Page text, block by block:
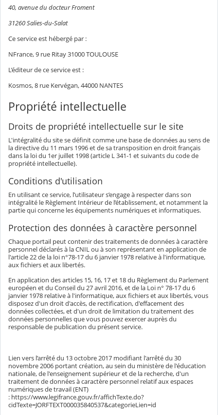
40, avenue du docteur Froment
31260 Salies-du-Salat
Ce service est hébergé par :
NFrance, 9 rue Ritay 31000 TOULOUSE
L’éditeur de ce service est :
Kosmos, 8 rue Kervégan, 44000 NANTES
Propriété intellectuelle
Droits de propriété intellectuelle sur le site
L'intégralité du site se définit comme une base de données au sens de
la directive du 11 mars 1996 et de sa transposition en droit français
dans la loi du 1er juillet 1998 (article L 341-1 et suivants du code de
propriété intellectuelle).
Conditions d'utilisation
En utilisant ce service, l’utilisateur s’engage à respecter dans son
intégralité le Règlement Intérieur de l’établissement, et notamment la
partie qui concerne les équipements numériques et informatiques.
Protection des données à caractère personnel
Chaque portail peut contenir des traitements de données à caractère
personnel déclarés à la CNIL ou à son représentant en application de
l'article 22 de la loi n°78-17 du 6 janvier 1978 relative à l'informatique,
aux fichiers et aux libertés.
En application des articles 15, 16, 17 et 18 du Règlement du Parlement
européen et du Conseil du 27 avril 2016, et de la Loi n° 78-17 du 6
janvier 1978 relative à l'informatique, aux fichiers et aux libertés, vous
disposez d'un droit d'accès, de rectification, d'effacement des
données collectées, et d'un droit de limitation du traitement des
données personnelles que vous pouvez exercer auprès du
responsable de publication du présent service.
Lien vers l’arrêté du 13 octobre 2017 modifiant l'arrêté du 30
novembre 2006 portant création, au sein du ministère de l'éducation
nationale, de l'enseignement supérieur et de la recherche, d'un
traitement de données à caractère personnel relatif aux espaces
numériques de travail (ENT)
: https://www.legifrance.gouv.fr/affichTexte.do?
cidTexte=JORFTEXT000035840537&categorieLien=id